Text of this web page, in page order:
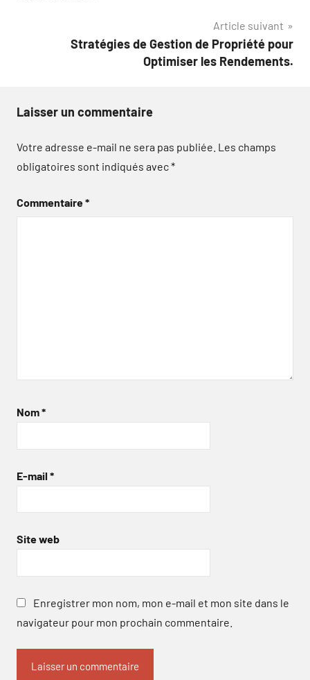
Article suivant
Stratégies de Gestion de Propriété pour
Optimiser les Rendements.
Laisser un commentaire
Votre adresse e-mail ne sera pas publiée. Les champs
obligatoires sont indiqués avec*
Commentaire*
Nom*
E-mail *
Site web
Enregistrer mon nom, mon e-mail et mon site dans le
navigateur pour mon prochain commentaire.